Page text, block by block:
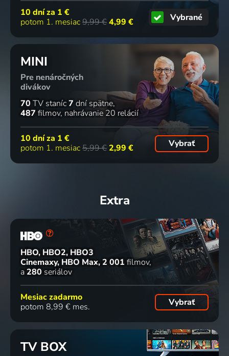
10 dní za 1 €
potom 1. mesiac9,99 €4,99 € Vybrané
MINI
Pre nenáročných
divákov
70 TV staníc7 dní spätne
487 filmov nahrávanie 20 relácií
10 dní za 1 €
potom 1. mesiac5,99 € 2,99 € Vybrať
Extra
HBO, HBO2, HBO3
Cinemaxy, HBO Max 2 001 filmov
a 280 seriálov
Mesiac zadarmo
potom 8,99 € mes.
Vybrať
TV BOX